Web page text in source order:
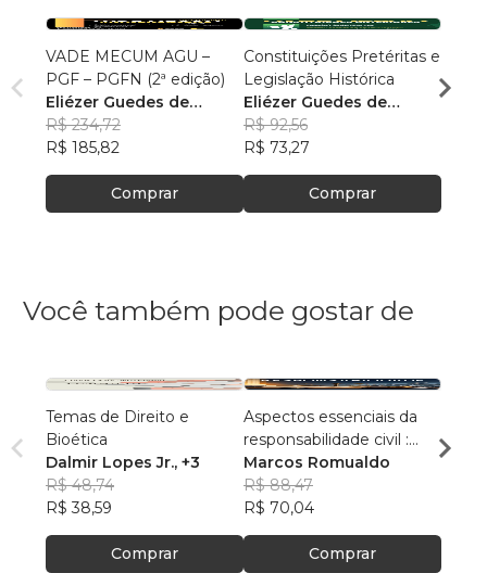
VADE MECUM AGU –
PGF – PGFN (2ª edição)
Eliézer Guedes de
Oliveira Junior
R$ 234,72
R$ 185,82
Comprar
Constituições Pretéritas e
Legislação Histórica
Eliézer Guedes de
Oliveira Junior
R$ 92,56
R$ 73,27
Comprar
Militar
Você também pode gostar de
Temas de Direito e
Bioética
Dalmir Lopes Jr., +3
R$ 48,74
R$ 38,59
Comprar
Aspectos essenciais da
responsabilidade civil :
entre o dano e a
reparação : estudo
histórico, teórico e prático
no direito brasileiro
Marcos Romualdo
R$ 88,47
R$ 70,04
Comprar